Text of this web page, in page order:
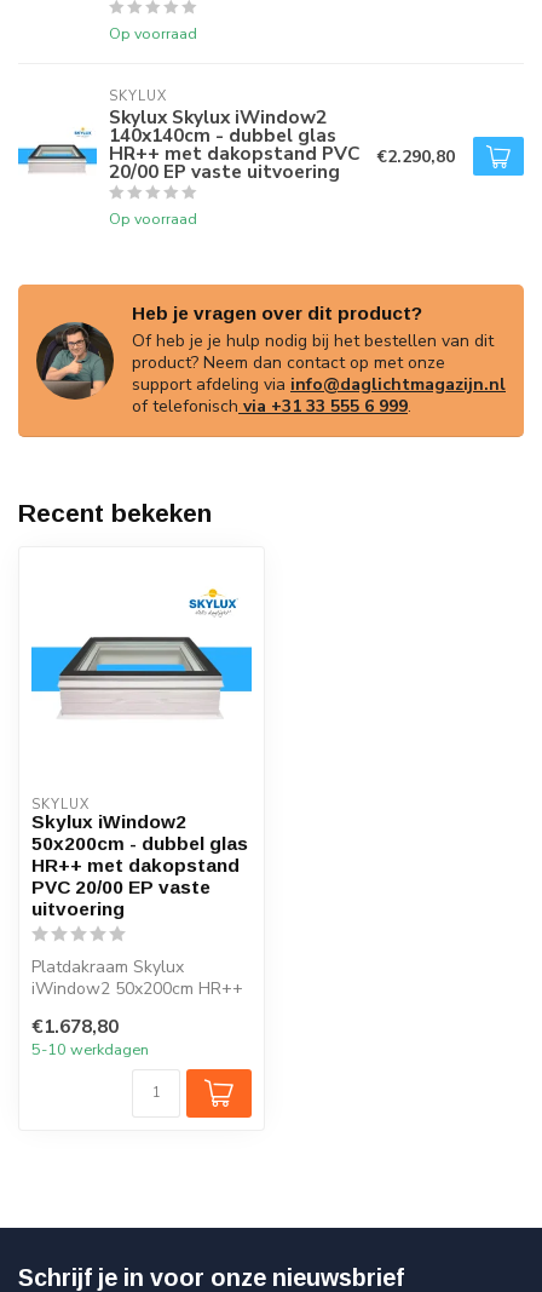
Op voorraad
SKYLUX
Skylux Skylux iWindow2
140x140cm - dubbel glas
HR++ met dakopstand PVC
20/00 EP vaste uitvoering
Op voorraad
€2.290,80
Heb je vragen over dit product?
Of heb je je hulp nodig bij het bestellen van dit
product? Neem dan contact op met onze
support afdeling via info@daglichtmagazijn.nl
of telefonisch via +31 33 555 6 999.
Recent bekeken
SKYLUX
Skylux iWindow2
50x200cm - dubbel glas
HR++ met dakopstand
PVC 20/00 EP vaste
uitvoering
Platdakraam Skylux
iWindow2 50x200cm HR++
€1.678,80
5-10 werkdagen
Schrijf je in voor onze nieuwsbrief